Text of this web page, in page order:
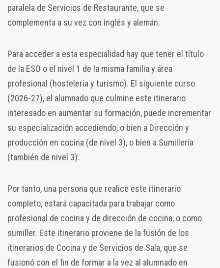
paralela de Servicios de Restaurante, que se
complementa a su vez con inglés y alemán.
Para acceder a esta especialidad hay que tener el título
de la ESO o el nivel 1 de la misma familia y área
profesional (hostelería y turismo). El siguiente curso
(2026-27), el alumnado que culmine este itinerario
interesado en aumentar su formación, puede incrementar
su especialización accediendo, o bien a Dirección y
producción en cocina (de nivel 3), o bien a Sumillería
(también de nivel 3).
Por tanto, una persona que realice este itinerario
completo, estará capacitada para trabajar como
profesional de cocina y de dirección de cocina, o como
sumiller. Este itinerario proviene de la fusión de los
itinerarios de Cocina y de Servicios de Sala, que se
fusionó con el fin de formar a la vez al alumnado en